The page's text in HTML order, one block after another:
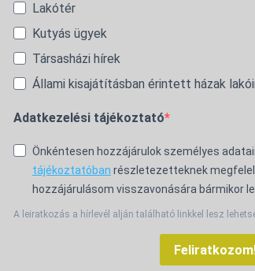
Lakótér
Kutyás ügyek
Társasházi hírek
Állami kisajátításban érintett házak
Adatkezelési tájékoztató
Önkéntesen hozzájárulok személyes
tájékoztatóban részletezetteknek
hozzájárulásom visszavonására bármikor
A leiratkozás a hírlevél alján található linkkel lesz